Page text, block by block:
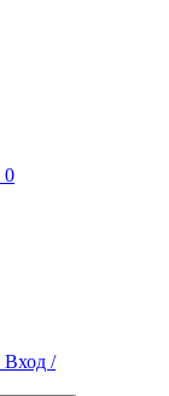
0
Вход /